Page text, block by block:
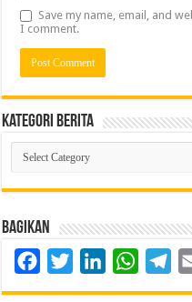
Save my name, email, and
I comment.
Kategori Berita
Kategori
Berita
Bagikan
FacebookTwitterLinkedIn